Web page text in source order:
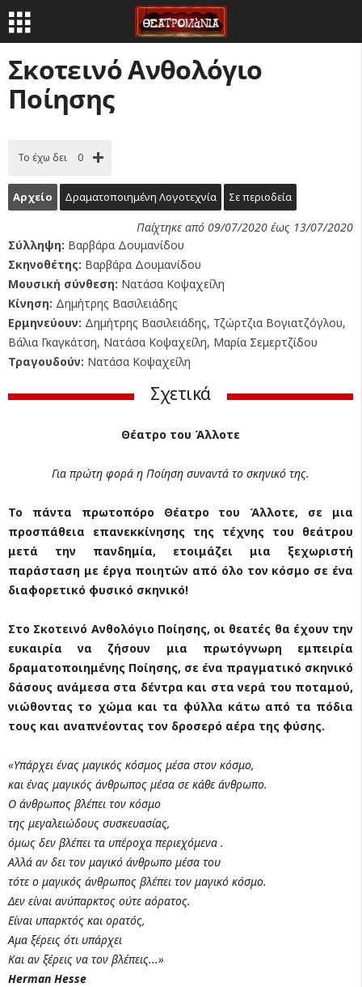
Σκοτεινό Ανθολόγιο
Ποίησης
Το έχω δει 0
Αρχείο Δραματοποιημένη Λογοτεχνία Σε περιοδεία
Παίχτηκε από 09/07/2020 έως 13/07/2020
Σύλληψη: Βαρβάρα Δουμανίδου
Σκηνοθέτης: Βαρβάρα Δουμανίδου
Μουσική σύνθεση: Νατάσα Κοψαχείλη
Κίνηση: Δημήτρης Βασιλειάδης
Ερμηνεύουν: Δημήτρης Βασιλειάδης, Τζώρτζια Βογιατζόγλου,
Βάλια Γκαγκάτση, Νατάσα Κοψαχείλη, Μαρία Σεμερτζίδου
Τραγουδούν: Νατάσα Κοψαχείλη
Σχετικά
Θέατρο του Άλλοτε
Για πρώτη φορά η Ποίηση συναντά το σκηνικό της.
Το πάντα πρωτοπόρο Θέατρο του Άλλοτε, σε μια
προσπάθεια επανεκκίνησης της τέχνης του θεάτρου
μετά την πανδημία, ετοιμάζει μια ξεχωριστή
παράσταση με έργα ποιητών από όλο τον κόσμο σε ένα
διαφορετικό φυσικό σκηνικό!
Στο Σκοτεινό Ανθολόγιο Ποίησης, οι θεατές θα έχουν την
ευκαιρία να ζήσουν μια πρωτόγνωρη εμπειρία
δραματοποιημένης Ποίησης, σε ένα πραγματικό σκηνικό
δάσους ανάμεσα στα δέντρα και στα νερά του ποταμού,
νιώθοντας το χώμα και τα φύλλα κάτω από τα πόδια
τους και αναπνέοντας τον δροσερό αέρα της φύσης.
«Υπάρχει ένας μαγικός κόσμος μέσα στον κόσμο,
και ένας μαγικός άνθρωπος μέσα σε κάθε άνθρωπο.
Ο άνθρωπος βλέπει τον κόσμο
της μεγαλειώδους συσκευασίας,
όμως δεν βλέπει τα υπέροχα περιεχόμενα .
Αλλά αν δει τον μαγικό άνθρωπο μέσα του
τότε ο μαγικός άνθρωπος βλέπει τον μαγικό κόσμο.
Δεν είναι ανύπαρκτος ούτε αόρατος.
Είναι υπαρκτός και ορατός,
Αμα ξέρεις ότι υπάρχει
Και αν ξέρεις να τον βλέπεις...»
Herman Hesse